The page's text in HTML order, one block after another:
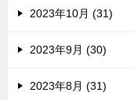
2023年10月 (31)
2023年9月 (30)
2023年8月 (31)